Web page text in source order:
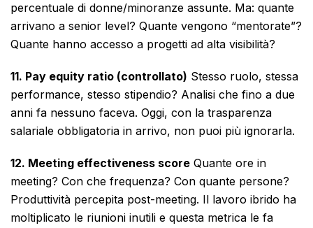
percentuale di donne/minoranze assunte. Ma: quante
arrivano a senior level? Quante vengono “mentorate”?
Quante hanno accesso a progetti ad alta visibilità?
11. Pay equity ratio (controllato) Stesso ruolo, stessa
performance, stesso stipendio? Analisi che fino a due
anni fa nessuno faceva. Oggi, con la trasparenza
salariale obbligatoria in arrivo, non puoi più ignorarla.
12. Meeting effectiveness score Quante ore in
meeting? Con che frequenza? Con quante persone?
Produttività percepita post-meeting. Il lavoro ibrido ha
moltiplicato le riunioni inutili e questa metrica le fa